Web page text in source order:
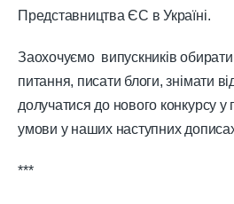
Представництва ЄС в Україні.
Заохочуємо випускників обирати
питання, писати блоги, знімати
долучатися до нового конкурсу у
умови у наших наступних
***